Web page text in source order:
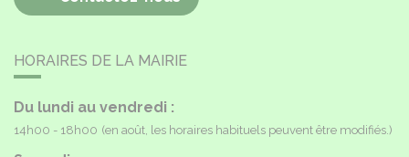
HORAIRES DE LA MAIRIE
Du lundi au vendredi :
14h00 - 18h00 (en août, les horaires habituels peuvent être modifiés.)